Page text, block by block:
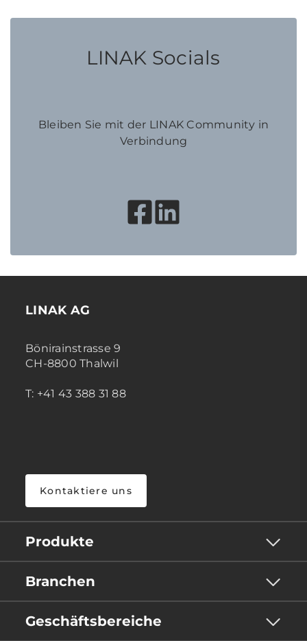
LINAK Socials
Bleiben Sie mit der LINAK Community in
Verbindung
LINAK AG
Bönirainstrasse 9
CH-8800 Thalwil
T: +41 43 388 31 88
Kontaktiere uns
Produkte
Branchen
Geschäftsbereiche